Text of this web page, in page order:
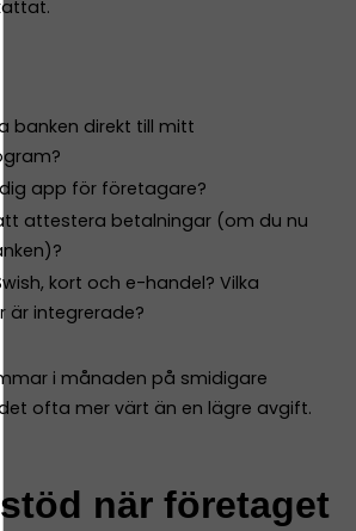
banken direkt till mitt
app för företagare?
attestera betalningar (om du nu
kort och e-handel? Vilka
är integrerade?
i månaden på smidigare
ofta mer värt än en lägre avgift.
när företaget